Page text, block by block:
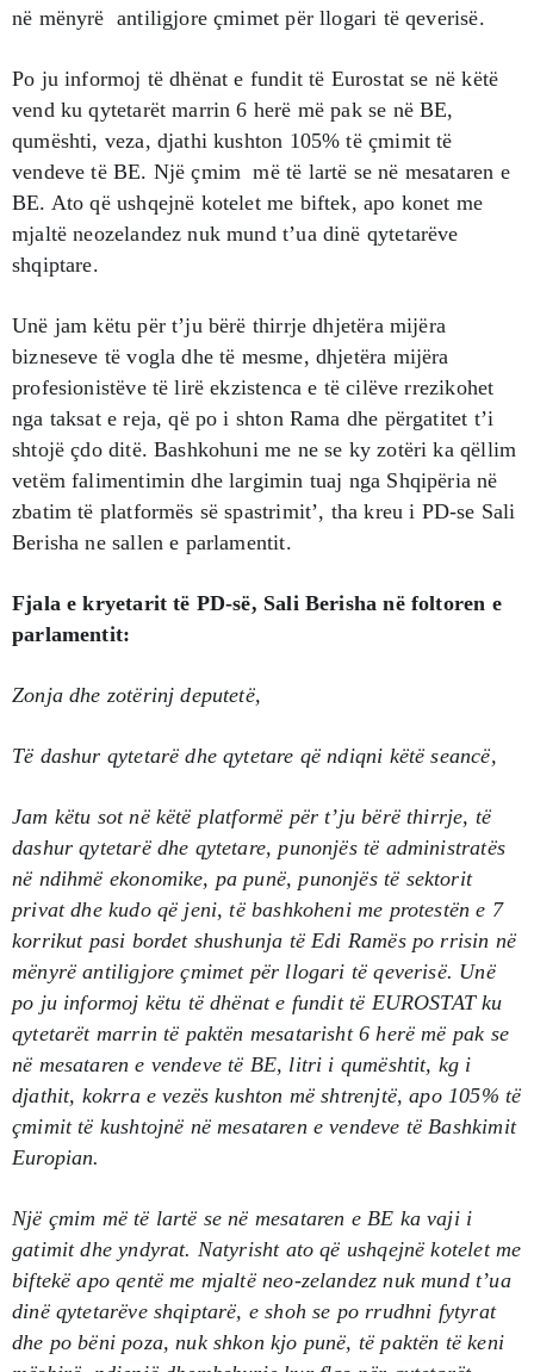
në mënyrë antiligjore çmimet për llogari të qeverisë.
Po ju informoj të dhënat e fundit të Eurostat se në këtë
vend ku qytetarët marrin 6 herë më pak se në BE,
qumështi, veza, djathi kushton 105% të çmimit të
vendeve të BE. Një çmim më të lartë se në mesataren e
BE. Ato që ushqejnë kotelet me biftek, apo konet me
mjaltë neozelandez nuk mund t’ua dinë qytetarëve
shqiptare.
Unë jam këtu për t’ju bërë thirrje dhjetëra mijëra
bizneseve të vogla dhe të mesme, dhjetëra mijëra
profesionistëve të lirë ekzistenca e të cilëve rrezikohet
nga taksat e reja, që po i shton Rama dhe përgatitet t’i
shtojë çdo ditë. Bashkohuni me ne se ky zotëri ka qëllim
vetëm falimentimin dhe largimin tuaj nga Shqipëria në
zbatim të platformës së spastrimit’, tha kreu i PD-se Sali
Berisha ne sallen e parlamentit.
Fjala e kryetarit të PD-së, Sali Berisha në foltoren e
parlamentit:
Zonja dhe zotërinj deputetë,
Të dashur qytetarë dhe qytetare që ndiqni këtë seancë,
Jam këtu sot në këtë platformë për t’ju bërë thirrje, të
dashur qytetarë dhe qytetare, punonjës të administratës
në ndihmë ekonomike, pa punë, punonjës të sektorit
privat dhe kudo që jeni, të bashkoheni me protestën e 7
korrikut pasi bordet shushunja të Edi Ramës po rrisin në
mënyrë antiligjore çmimet për llogari të qeverisë. Unë
po ju informoj këtu të dhënat e fundit të EUROSTAT ku
qytetarët marrin të paktën mesatarisht 6 herë më pak se
në mesataren e vendeve të BE, litri i qumështit, kg i
djathit, kokrra e vezës kushton më shtrenjtë, apo 105% të
çmimit të kushtojnë në mesataren e vendeve të Bashkimit
Europian.
Një çmim më të lartë se në mesataren e BE ka vaji i
gatimit dhe yndyrat. Natyrisht ato që ushqejnë kotelet me
biftekë apo qentë me mjaltë neo-zelandez nuk mund t’ua
dinë qytetarëve shqiptarë, e shoh se po rrudhni fytyrat
dhe po bëni poza, nuk shkon kjo punë, të paktën të keni